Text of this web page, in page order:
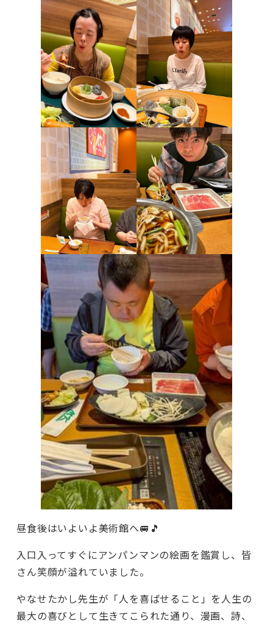
昼食後はいよいよ美術館へ🚐🎵
入口入ってすぐにアンパンマンの絵画を鑑賞し、皆
さん笑顔が溢れていました。
やなせたかし先生が「人を喜ばせること」を人生の
最大の喜びとして生きてこられた通り、漫画、詩、